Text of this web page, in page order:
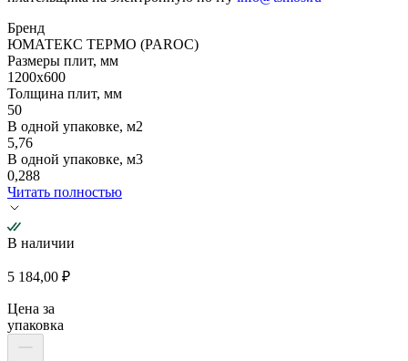
Бренд
ЮМАТЕКС ТЕРМО (PAROC)
Размеры плит, мм
1200х600
Толщина плит, мм
50
В одной упаковке, м2
5,76
В одной упаковке, м3
0,288
Читать полностью
В наличии
5 184,00 ₽
Цена за
упаковка